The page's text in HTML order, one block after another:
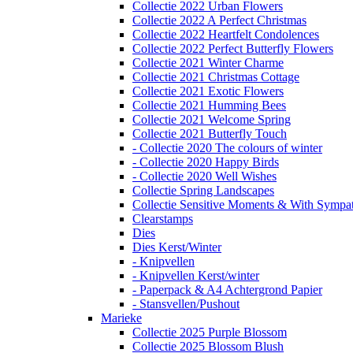
Collectie 2022 Urban Flowers
Collectie 2022 A Perfect Christmas
Collectie 2022 Heartfelt Condolences
Collectie 2022 Perfect Butterfly Flowers
Collectie 2021 Winter Charme
Collectie 2021 Christmas Cottage
Collectie 2021 Exotic Flowers
Collectie 2021 Humming Bees
Collectie 2021 Welcome Spring
Collectie 2021 Butterfly Touch
- Collectie 2020 The colours of winter
- Collectie 2020 Happy Birds
- Collectie 2020 Well Wishes
Collectie Spring Landscapes
Collectie Sensitive Moments & With
Clearstamps
Dies
Dies Kerst/Winter
- Knipvellen
- Knipvellen Kerst/winter
- Paperpack & A4 Achtergrond Papier
- Stansvellen/Pushout
Marieke
Collectie 2025 Purple Blossom
Collectie 2025 Blossom Blush